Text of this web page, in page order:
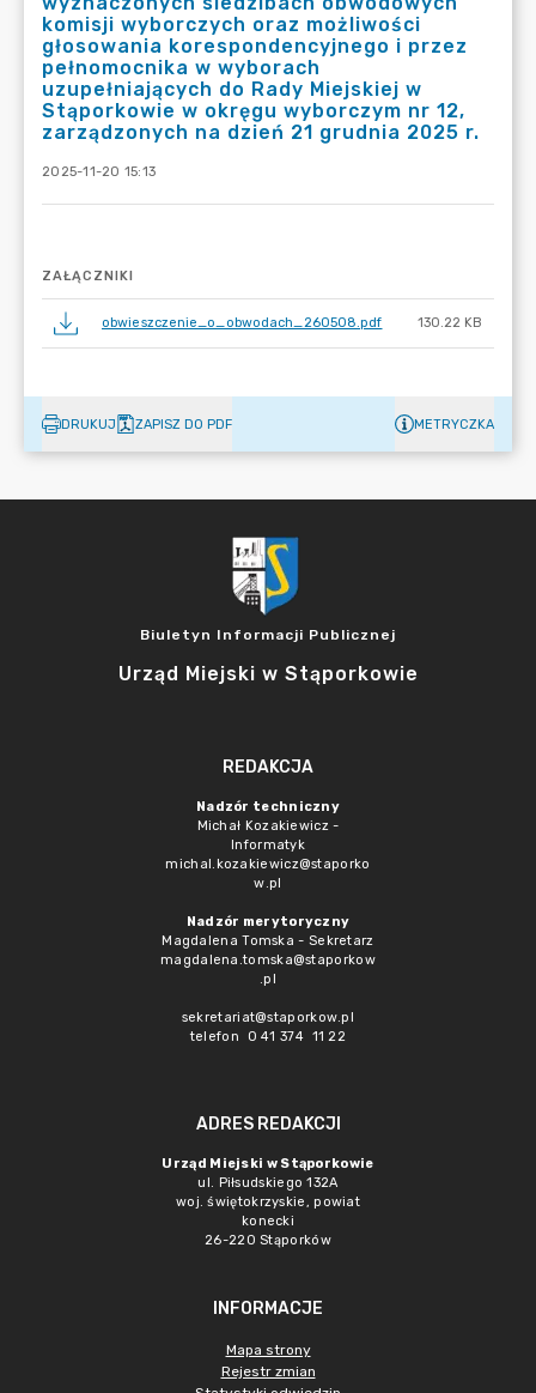
komisji wyborczych oraz możliwości
głosowania korespondencyjnego i przez
pełnomocnika w wyborach
uzupełniających do Rady Miejskiej w
Stąporkowie w okręgu wyborczym nr 12,
zarządzonych na dzień 21 grudnia 2025 r.
2025-11-20 15:13
ZAŁĄCZNIKI
obwieszczenie_o_obwodach_260508.pdf 130.22 KB
DRUKUJ ZAPISZ DO PDF METRYCZKA
Biuletyn Informacji Publicznej
Urząd Miejski w Stąporkowie
REDAKCJA
Nadzór techniczny
Michał Kozakiewicz -
Informatyk
michal.kozakiewicz@staporko
w.pl
Nadzór merytoryczny
Magdalena Tomska - Sekretarz
magdalena.tomska@staporkow
.pl
sekretariat@staporkow.pl
telefon 0 41 374 11 22
ADRES REDAKCJI
Urząd Miejski w Stąporkowie
ul. Piłsudskiego 132A
woj. świętokrzyskie, powiat
konecki
26-220 Stąporków
INFORMACJE
Mapa strony
Rejestr zmian